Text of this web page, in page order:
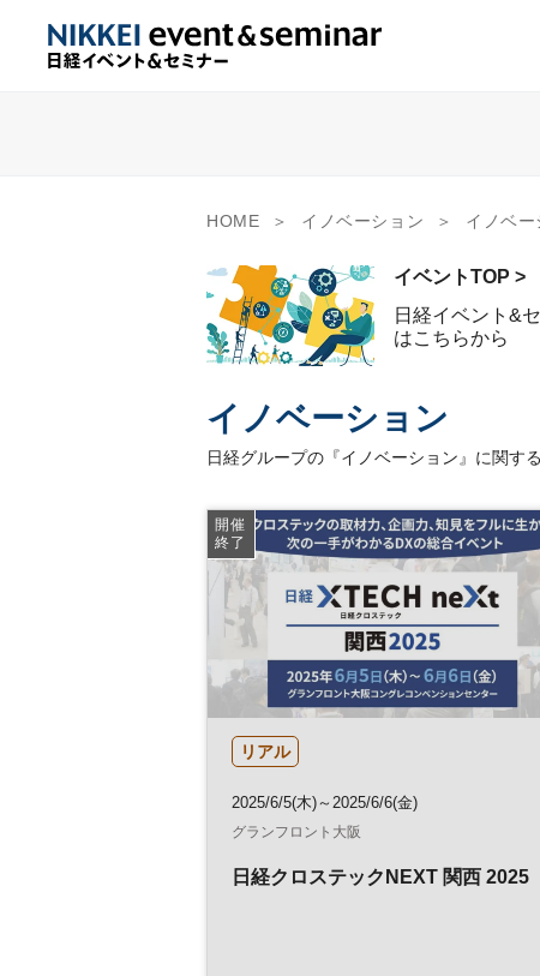
HOME イノベーション イノベー
イベントTOP >
日経イベント&
はこちらから
イノベーション
日経グループの『イノベーション』に関す
開催
終了
リアル
2025/6/5(木)～2025/6/6(金)
グランフロント大阪
日経クロステックNEXT 関西 2025